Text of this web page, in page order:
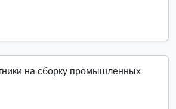
на сборку промышленных